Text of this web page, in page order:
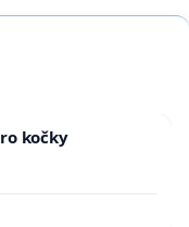
kočky